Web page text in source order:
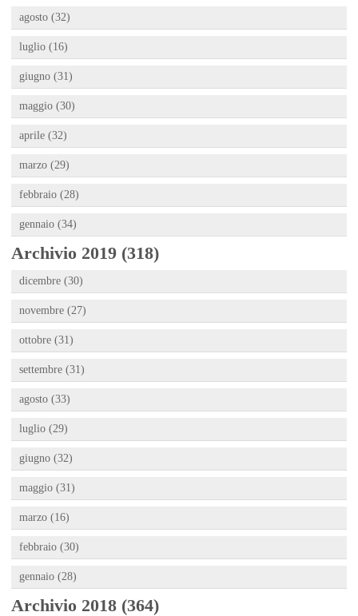
agosto (32)
luglio (16)
giugno (31)
maggio (30)
aprile (32)
marzo (29)
febbraio (28)
gennaio (34)
Archivio 2019 (318)
dicembre (30)
novembre (27)
ottobre (31)
settembre (31)
agosto (33)
luglio (29)
giugno (32)
maggio (31)
marzo (16)
febbraio (30)
gennaio (28)
Archivio 2018 (364)